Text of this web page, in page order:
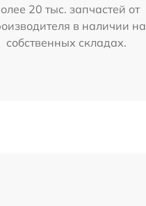
20 тыс. запчастей от
в наличии на
собственных складах.